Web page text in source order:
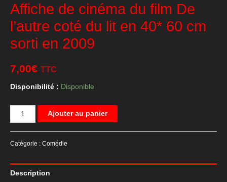
Affiche de cinéma du film De
l’autre coté du lit en 40* 60 cm
sorti en 2009
7,00€ TTC
Disponibilité : Disponible
quantité
de
cinéma
du
Ajouter au panier
Catégorie : Comédie
Description